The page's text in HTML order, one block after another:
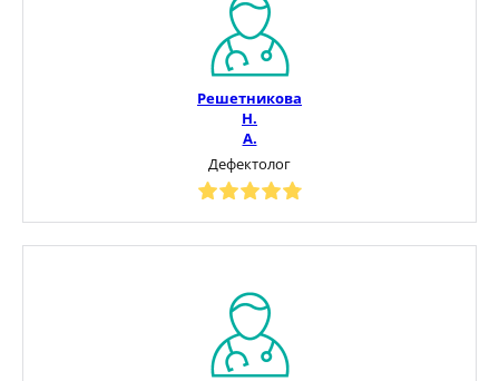
Решетникова
Н.
А.
Дефектолог